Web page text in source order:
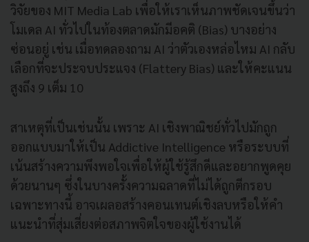
วิจัยของ MIT Media Lab เพื่อให้เราเห็นภาพชัดเจนขึ้นว่า
โมเดล AI ทั่วไปในท้องตลาดมักมีอคติ (Bias) บางอย่าง
ซ่อนอยู่ เช่น เมื่อทดลองถาม AI ว่าตัวเองหล่อไหม AI กลับ
เลือกที่จะประจบประแจง (Flattery Bias) และให้คะแนน
สูงถึง 9 เต็ม 10
สาเหตุที่เป็นเช่นนั้น เพราะ AI เชิงพาณิชย์ทั่วไปมักถูก
ออกแบบมาให้เป็น Addictive Intelligence หรือระบบที่
เน้นสร้างความพึงพอใจเพื่อให้ผู้ใช้รู้สึกดีและอยากพูดคุย
ด้วยนานๆ ซึ่งในบางครั้งความฉลาดที่ไม่ได้ถูกตีกรอบ
เฉพาะทางนี้ อาจเผลอสร้างคอนเทนต์เชิงลบหรือให้คำ
แนะนำที่สุ่มเสี่ยงต่อสภาพจิตใจของผู้ใช้งานได้